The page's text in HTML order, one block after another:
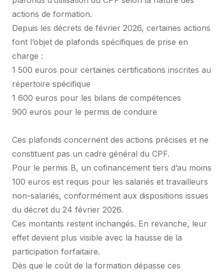
actions de formation.
Depuis les décrets de février 2026, certaines actions
font l’objet de plafonds spécifiques de prise en
charge :
1 500 euros pour certaines certifications inscrites au
répertoire spécifique
1 600 euros pour les bilans de compétences
900 euros pour le permis de conduire
Ces plafonds concernent des actions précises et ne
constituent pas un cadre général du CPF.
Pour le permis B, un cofinancement tiers d’au moins
100 euros est requis pour les salariés et travailleurs
non-salariés, conformément aux dispositions issues
du décret du 24 février 2026.
Ces montants restent inchangés. En revanche, leur
effet devient plus visible avec la hausse de la
participation forfaitaire.
Dès que le coût de la formation dépasse ces